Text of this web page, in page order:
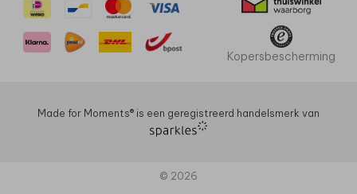
Kopersbescherming
Made for Moments®️ is een geregistreerd handelsmerk van
© 2026